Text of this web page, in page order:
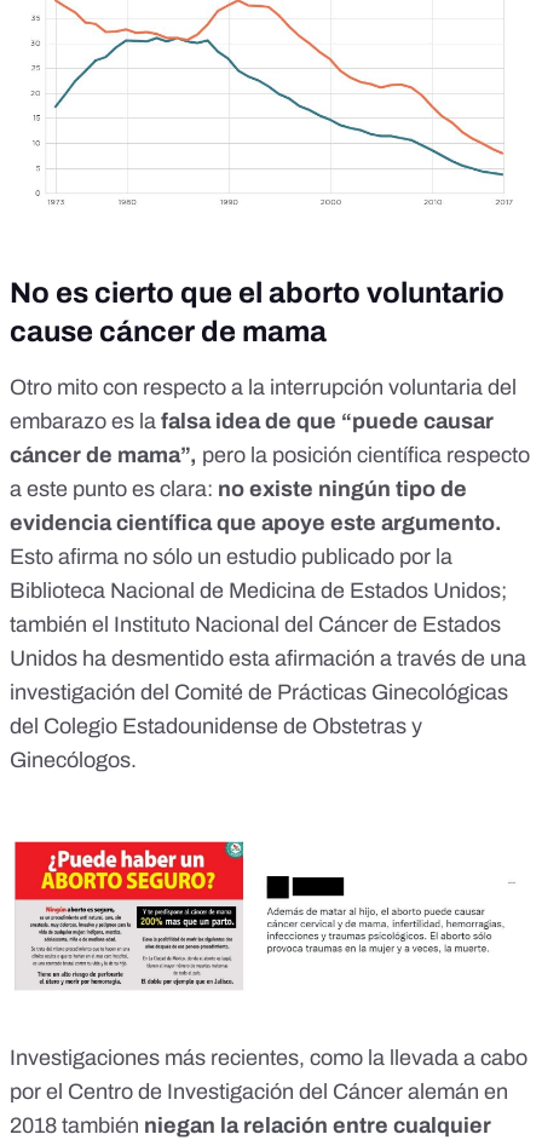
No es cierto que el aborto voluntario
cause cáncer de mama
Otro mito con respecto a la interrupción voluntaria del
embarazo es la falsa idea de que “puede causar
cáncer de mama”, pero la posición científica respecto
a este punto es clara: no existe ningún tipo de
evidencia científica que apoye este argumento.
Esto afirma no sólo un estudio publicado por la
Biblioteca Nacional de Medicina de Estados Unidos;
también el Instituto Nacional del Cáncer de Estados
Unidos ha desmentido esta afirmación a través de una
investigación del Comité de Prácticas Ginecológicas
del Colegio Estadounidense de Obstetras y
Ginecólogos.
Investigaciones más recientes, como la llevada a cabo
por el Centro de Investigación del Cáncer alemán en
2018 también niegan la relación entre cualquier